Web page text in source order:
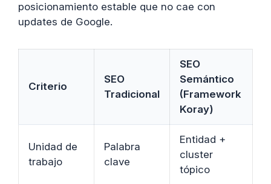
posicionamiento estable que no cae con
updates de Google.
Criterio
SEO
Tradicional
SEO
Semántico
(Framework
Koray)
Unidad de
trabajo
Palabra
clave
Entidad +
cluster
tópico